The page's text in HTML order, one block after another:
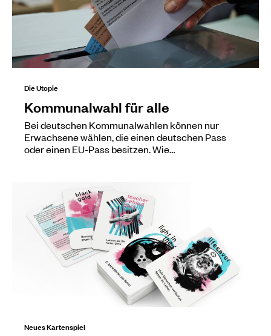
Die Utopie
Kommunalwahl für alle
Bei deutschen Kommunalwahlen können nur
Erwachsene wählen, die einen deutschen Pass
oder einen EU-Pass besitzen. Wie…
Neues Kartenspiel